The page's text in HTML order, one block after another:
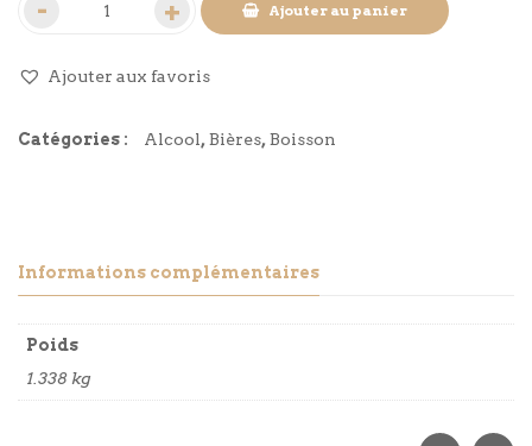
Ajouter au panier
Ajouter aux favoris
Catégories : Alcool,Bières,Boisson
Informations complémentaires
Poids
1.338 kg